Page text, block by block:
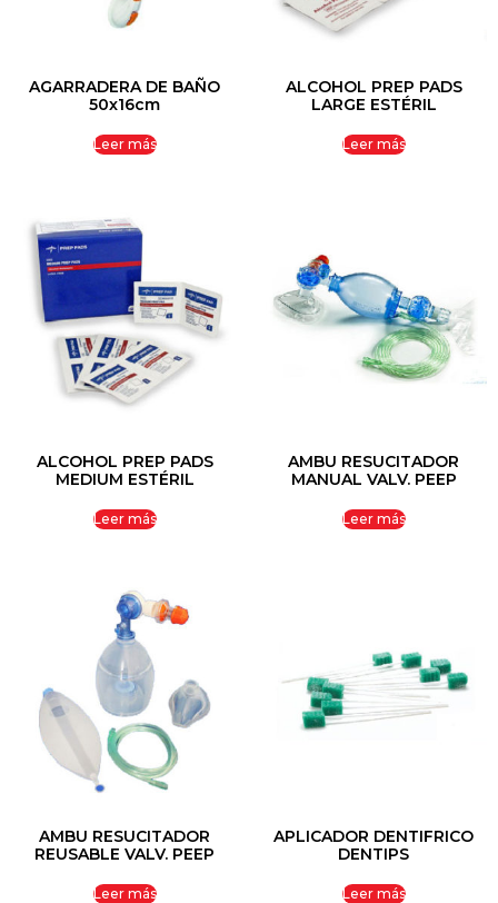
AGARRADERA DE BAÑO
50x16cm
Leer más
ALCOHOL PREP PADS
LARGE ESTÉRIL
Leer más
ALCOHOL PREP PADS
MEDIUM ESTÉRIL
Leer más
AMBU RESUCITADOR
MANUAL VALV. PEEP
Leer más
AMBU RESUCITADOR
REUSABLE VALV. PEEP
Leer más
APLICADOR DENTIFRICO
DENTIPS
Leer más